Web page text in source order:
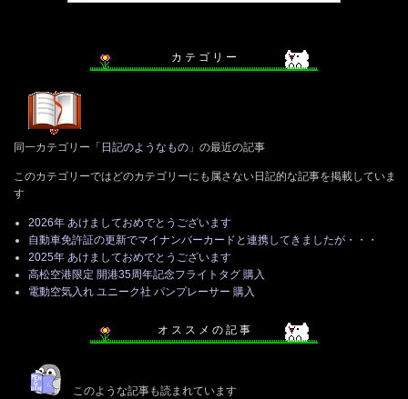
カ テ ゴ リ ー
同一カテゴリー「 日記のようなもの 」の最近の記事
このカテゴリーではどのカテゴリーにも属さない日記的な記事を掲載していま
す
2026年 あけましておめでとうございます
自動車免許証の更新でマイナンバーカードと連携してきましたが・・・
2025年 あけましておめでとうございます
高松空港限定 開港35周年記念フライトタグ 購入
電動空気入れ ユニーク社 パンプレーサー 購入
オ ス ス メ の 記 事
このような記事も読まれています